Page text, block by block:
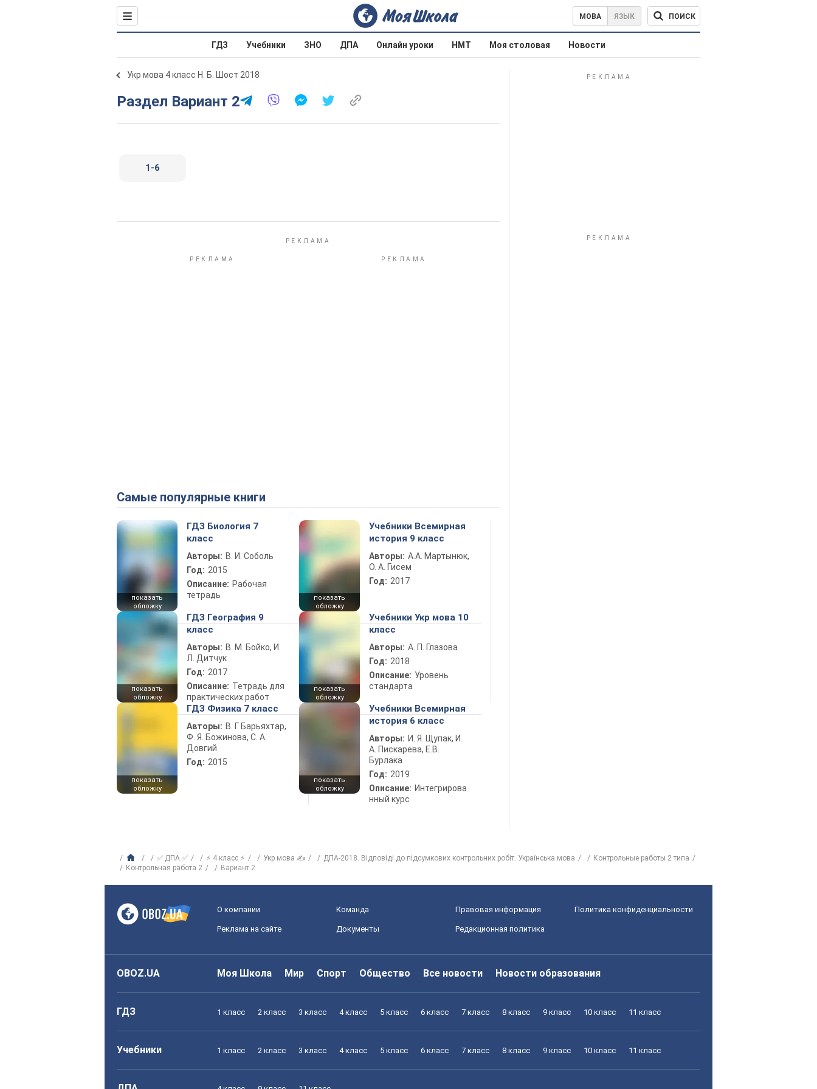
МОВА ЯЗЫК ПОИСК
ГДЗ Учебники ЗНО ДПА Онлайн уроки НМТ Моя столовая Новости
Укр мова 4 класс Н. Б. Шост 2018
Раздел Вариант 2
1-6
Самые популярные книги
показать
обложку
ГДЗ Биология 7
класс
Авторы: В. И. Соболь
Год: 2015
Описание: Рабочая
тетрадь
показать
обложку
Учебники Всемирная
история 9 класс
Авторы: А.А. Мартынюк,
О. А. Гисем
Год: 2017
показать
обложку
ГДЗ География 9
класс
Авторы: В. М. Бойко, И.
Л. Дитчук
Год: 2017
Описание: Тетрадь для
практических работ
показать
обложку
Учебники Укр мова 10
класс
Авторы: А. П. Глазова
Год: 2018
Описание: Уровень
стандарта
показать
обложку
ГДЗ Физика 7 класс
Авторы: В. Г. Барьяхтар,
Ф. Я. Божинова, С. А.
Довгий
Год: 2015
показать
обложку
Учебники Всемирная
история 6 класс
Авторы: И. Я. Щупак, И.
А. Пискарева, Е.В.
Бурлака
Год: 2019
Описание: Интегрирова
нный курс
✅ ДПА ✅ ⚡ 4 класс ⚡ Укр мова ✍ ДПА-2018. Відповіді до підсумкових контрольних робіт. Українська мова
Контрольные работы 2 типа
Контрольная работа 2
Вариант 2
О компании Команда Правовая информация Политика конфиденциальности
Реклама на сайте Документы Редакционная политика
OBOZ.UA Моя Школа Мир Спорт Общество Все новости Новости образования
ГДЗ 1 класс 2 класс 3 класс 4 класс 5 класс 6 класс 7 класс 8 класс 9 класс 10 класс 11 класс
Учебники 1 класс 2 класс 3 класс 4 класс 5 класс 6 класс 7 класс 8 класс 9 класс 10 класс 11 класс